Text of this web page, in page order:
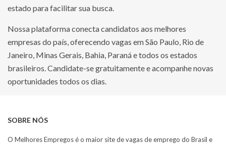
estado para facilitar sua busca.
Nossa plataforma conecta candidatos aos melhores
empresas do país, oferecendo vagas em São Paulo, Rio de
Janeiro, Minas Gerais, Bahia, Paraná e todos os estados
brasileiros. Candidate-se gratuitamente e acompanhe novas
oportunidades todos os dias.
SOBRE NÓS
O Melhores Empregos é o maior site de vagas de emprego do Brasil e